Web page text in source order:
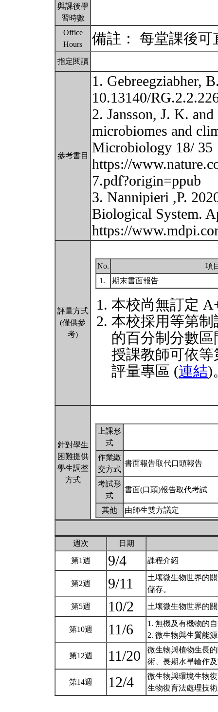
與課後學
習時數
Office
Hours
備註： 每堂課後
指定閱讀
參考書目
1. Gebreegziabher,
10.13140/
2. Jansson, J. K.
microbiomes and
Microbiology 18/ 35
https://
7.pdf?origin=ppub
3. Nannipieri ,P.
Biological System.
https://
評量方式
(僅供參
考)
No.
項
1.
期末書面報告
本校尚無訂定
本校採用等第
的百分制分數
授課教師可依
評量專區 (連結)
針對學生
困難提供
學生調整
方式
上課形
式
作業繳
交方式
書面報告取代口頭報告
考試形
式
書面(口頭)報告取代考試
其他 由師生雙方議定
週次 日期
第1週 9/4 課程介紹
第2週 9/11
土壤微生物世界的
儲存。
第5週 10/2 土壤微生物世界的
第10週 11/6
1. 無機及有機物的
2. 微生物與生質能
第12週 11/20
微生物與植物生長
術、長期水旱輪作
第14週 12/4
微生物與環境生物
生物復育法處理技